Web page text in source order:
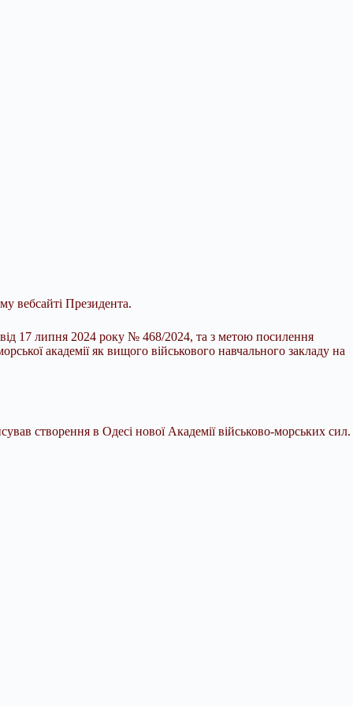
вебсайті Президента.
17 липня 2024 року № 468/2024, та з метою посилення
академії як вищого військового навчального закладу на
створення в Одесі нової Академії військово-морських сил.